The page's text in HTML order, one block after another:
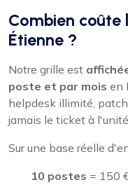
Combien
Étienne ?
Notre grille est
poste et par mois en
helpdesk illimité,
jamais le ticket à
Sur une base réelle
10 postes = 150